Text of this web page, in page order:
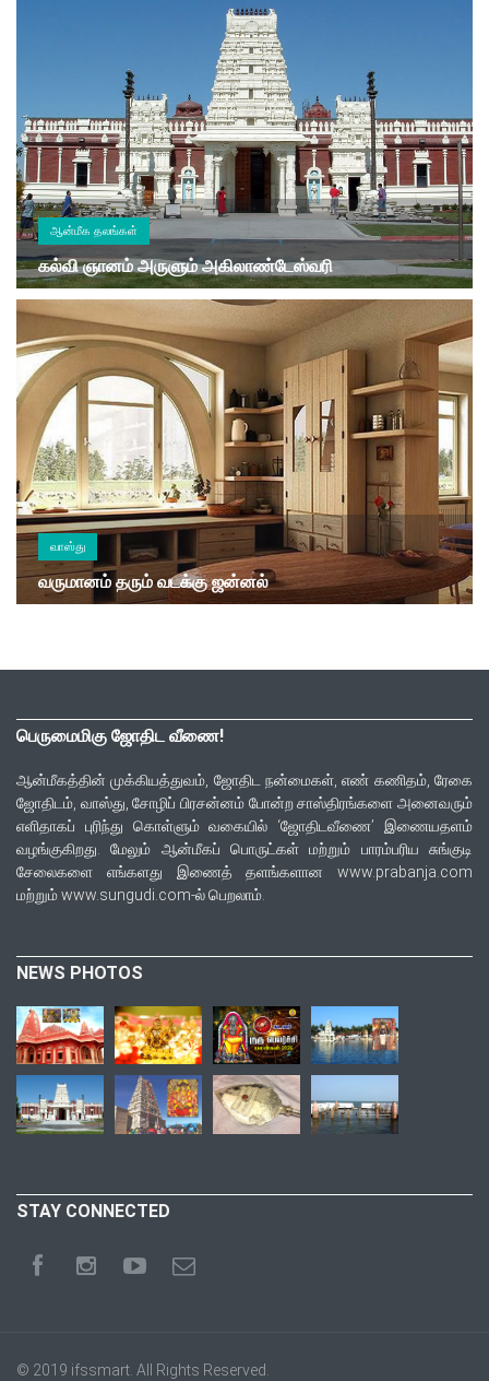
ஆன்மீக தலங்கள்
கல்வி ஞானம் அருளும் அகிலாண்டேஸ்வரி
வாஸ்து
வருமானம் தரும் வடக்கு ஜன்னல்
பெருமைமிகு ஜோதிட வீணை!
ஆன்மீகத்தின் முக்கியத்துவம், ஜோதிட நன்மைகள், எண் கணிதம், ரேகை
ஜோதிடம், வாஸ்து, சோழிப் பிரசன்னம் போன்ற சாஸ்திரங்களை அனைவரும்
எளிதாகப் புரிந்து கொள்ளும் வகையில் ‘ஜோதிடவீணை’ இணையதளம்
வழங்குகிறது. மேலும் ஆன்மீகப் பொருட்கள் மற்றும் பாரம்பரிய சுங்குடி
சேலைகளை எங்களது இணைத் தளங்களான www.prabanja.com
மற்றும் www.sungudi.com-ல் பெறலாம்.
NEWS PHOTOS
STAY CONNECTED
© 2019 ifssmart . All Rights Reserved.